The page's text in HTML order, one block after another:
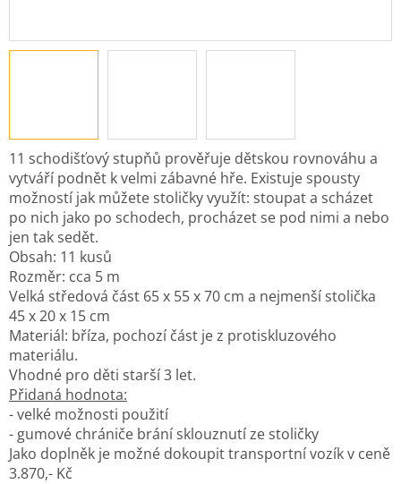
11 schodišťový stupňů prověřuje dětskou rovnováhu a
vytváří podnět k velmi zábavné hře. Existuje spousty
možností jak můžete stoličky využít: stoupat a scházet
po nich jako po schodech, procházet se pod nimi a nebo
jen tak sedět.
Obsah: 11 kusů
Rozměr: cca 5 m
Velká středová část 65 x 55 x 70 cm a nejmenší stolička
45 x 20 x 15 cm
Materiál: bříza, pochozí část je z protiskluzového
materiálu.
Vhodné pro děti starší 3 let.
Přidaná hodnota:
- velké možnosti použití
- gumové chrániče brání sklouznutí ze stoličky
Jako doplněk je možné dokoupit transportní vozík v ceně
3.870,- Kč